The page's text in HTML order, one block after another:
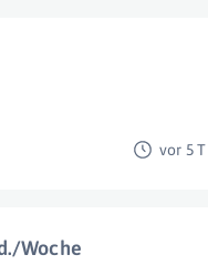
vor 5 T
Woche